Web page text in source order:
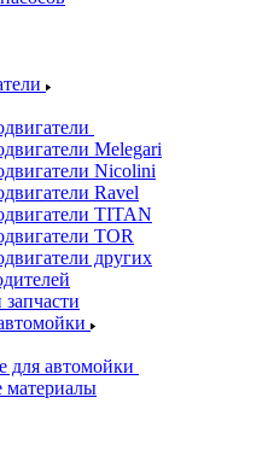
Melegari
Nicolini
Ravel
TITAN
TOR
других
для автомойки